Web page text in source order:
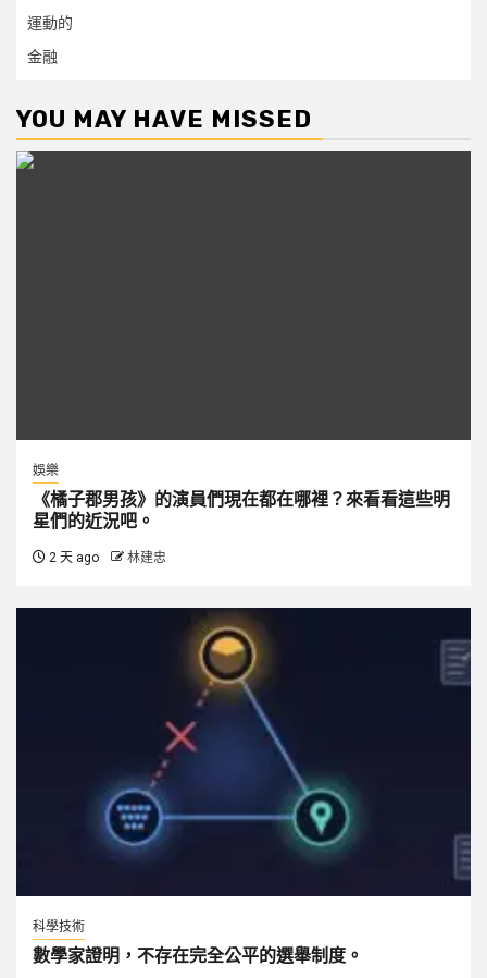
運動的
金融
YOU MAY HAVE MISSED
娛樂
《橘子郡男孩》的演員們現在都在哪裡？來看看這些明
星們的近況吧。
2 天 ago 林建忠
科學技術
數學家證明，不存在完全公平的選舉制度。